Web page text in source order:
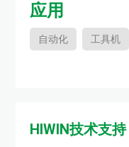
应用
自动化 工具机
HIWIN技术支持